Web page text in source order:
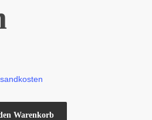
Warenkorb